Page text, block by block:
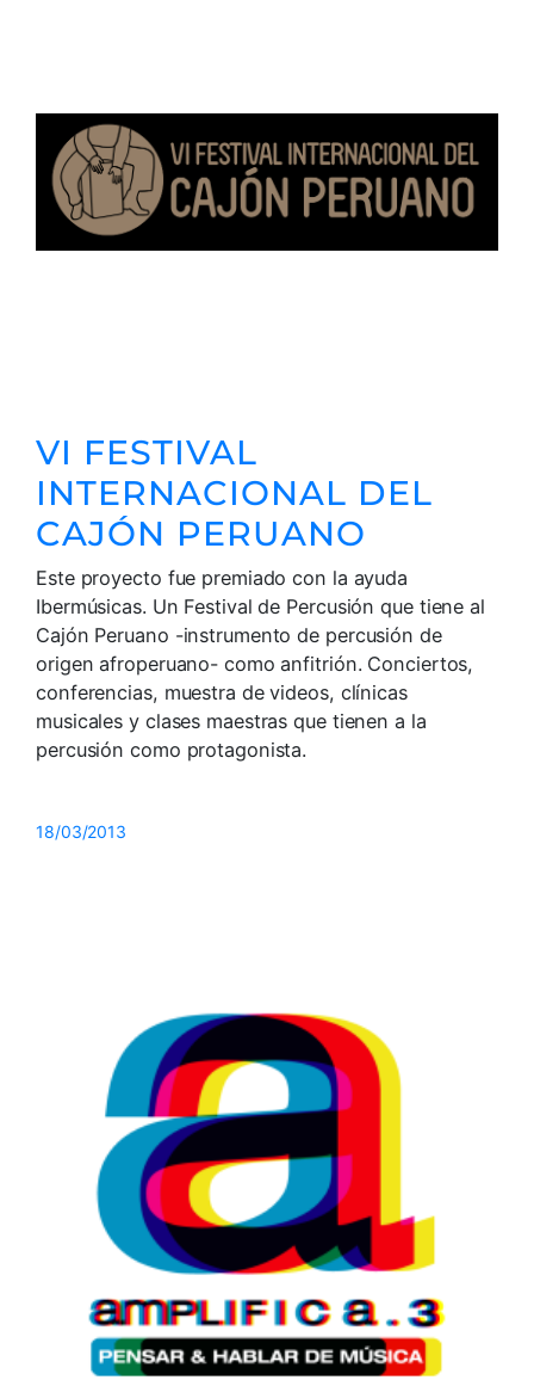
VI FESTIVAL
INTERNACIONAL DEL
CAJÓN PERUANO
Este proyecto fue premiado con la ayuda
Ibermúsicas. Un Festival de Percusión que tiene al
Cajón Peruano -instrumento de percusión de
origen afroperuano- como anfitrión. Conciertos,
conferencias, muestra de videos, clínicas
musicales y clases maestras que tienen a la
percusión como protagonista.
18/03/2013